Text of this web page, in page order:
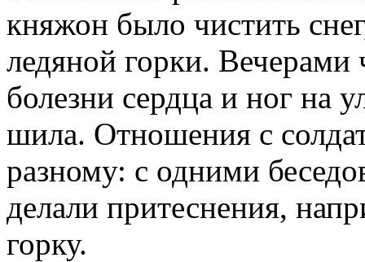
княжон было чистить
ледяной горки. Вечерами
болезни сердца и ног на
шила. Отношения с
разному: с одними
делали притеснения,
горку.